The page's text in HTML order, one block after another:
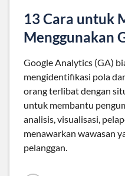
13 Cara untuk
Menggunakan
Google Analytics (GA)
mengidentifikasi pola
orang terlibat dengan
untuk membantu
analisis, visualisasi,
menawarkan wawasan
pelanggan.